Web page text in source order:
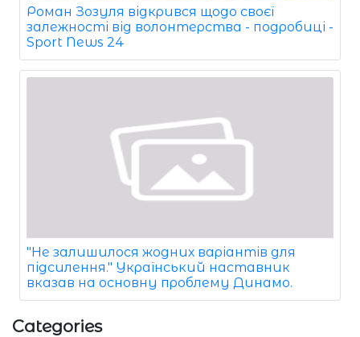
Роман Зозуля відкрився щодо своєї
залежності від волонтерства - подробиці -
Sport News 24
"Не залишилося жодних варіантів для
підсилення." Український наставник
вказав на основну проблему Динамо.
Categories